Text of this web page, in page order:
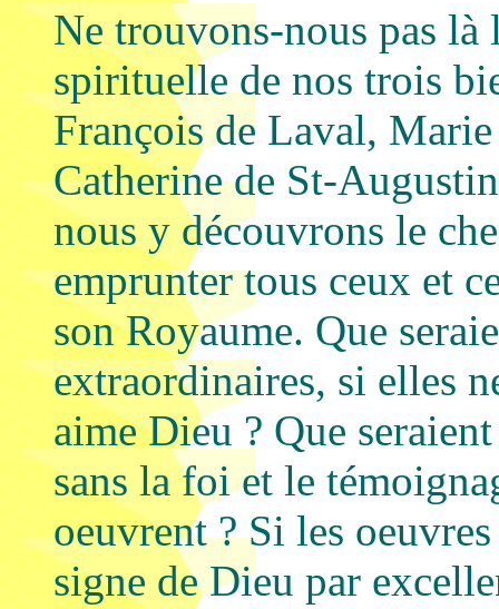
Ne trouvons-nous pas là
spirituelle de nos trois
François de Laval,
Catherine de St-
nous y découvrons le
emprunter tous ceux et
son Royaume. Que
extraordinaires, si elles
aime Dieu ? Que
sans la foi et le
oeuvrent ? Si les
signe de Dieu par